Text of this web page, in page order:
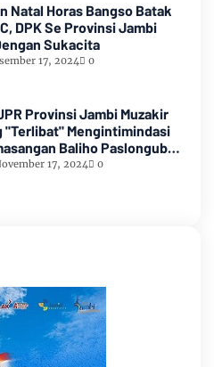
Natal Horas Bangso Batak
DPK Se Provinsi Jambi
Sukacita
17, 2024 0
Provinsi Jambi Muzakir
"Terlibat" Mengintimindasi
Baliho Paslongub
17, 2024 0